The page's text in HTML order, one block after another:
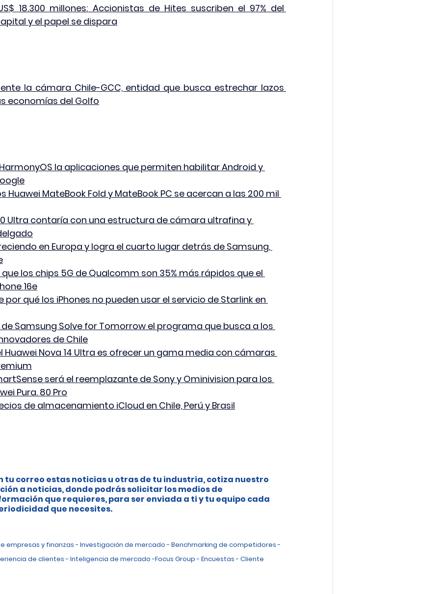
18.300 millones: Accionistas de Hites suscriben el 97% del
y el papel se dispara
la cámara Chile-GCC, entidad que busca estrechar lazos
economías del Golfo
la aplicaciones que permiten habilitar Android y
Huawei MateBook Fold y MateBook PC se acercan a las 200 mil
Ultra contaría con una estructura de cámara ultrafina y
en Europa y logra el cuarto lugar detrás de Samsung,
los chips 5G de Qualcomm son 35% más rápidos que el
16e
por qué los iPhones no pueden usar el servicio de Starlink en
de Samsung Solve for Tomorrow el programa que busca a los
de Chile
Huawei Nova 14 Ultra es ofrecer un gama media con cámaras
será el reemplazante de Sony y Ominivision para los
Pura. 80 Pro
de almacenamiento iCloud en Chile, Perú y Brasil
tu correo estas noticias u otras de tu industria, cotiza nuestro
a noticias, donde podrás solicitar los medios de
que requieres, para ser enviada a ti y tu equipo cada
que necesites.
empresas y finanzas - Investigación de mercado - Benchmarking de competidores -
de clientes - Inteligencia de mercado -Focus Group - Encuestas - Cliente